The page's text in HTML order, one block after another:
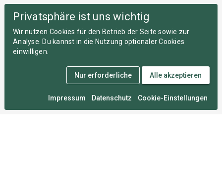
Privatsphäre ist uns wichtig
Wir nutzen Cookies für den Betrieb der Seite sowie zur
Analyse. Du kannst in die Nutzung optionaler Cookies
einwilligen.
Impressum Datenschutz Cookie-Einstellungen
Nur erforderliche Alle akzeptieren